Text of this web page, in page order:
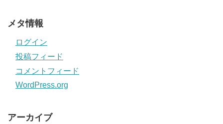
メタ情報
ログイン
投稿フィード
コメントフィード
WordPress.org
アーカイブ